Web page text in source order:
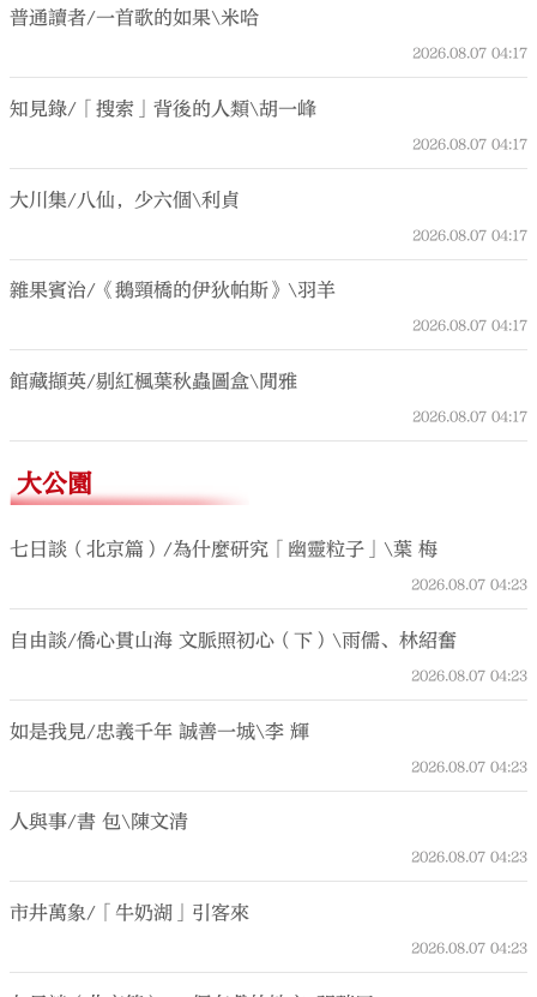
普通讀者/一首歌的如果\米哈
2026.08.07 04:17
知見錄/「搜索」背後的人類\胡一峰
2026.08.07 04:17
大川集/八仙，少六個\利貞
2026.08.07 04:17
雜果賓治/《鵝頸橋的伊狄帕斯》\羽羊
2026.08.07 04:17
館藏擷英/剔紅楓葉秋蟲圖盒\閒雅
2026.08.07 04:17
大公園
七日談（北京篇）/為什麼研究「幽靈粒子」\葉 梅
2026.08.07 04:23
自由談/僑心貫山海 文脈照初心（下）\雨儒、林紹奮
2026.08.07 04:23
如是我見/忠義千年 誠善一城\李 輝
2026.08.07 04:23
人與事/書 包\陳文清
2026.08.07 04:23
市井萬象/「牛奶湖」引客來
2026.08.07 04:23